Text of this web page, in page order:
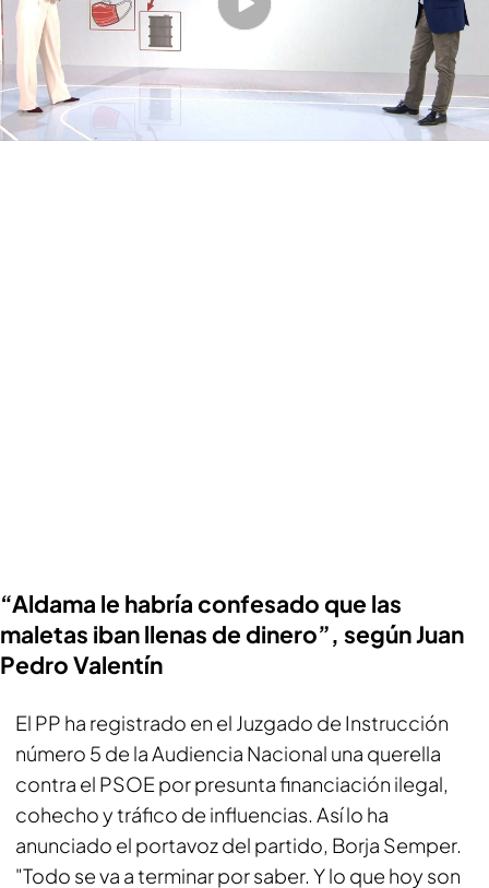
“Aldama le habría confesado que las
maletas iban llenas de dinero”, según Juan
Pedro Valentín
El PP ha registrado en el Juzgado de Instrucción
número 5 de la Audiencia Nacional una querella
contra el PSOE por presunta financiación ilegal,
cohecho y tráfico de influencias. Así lo ha
anunciado el portavoz del partido, Borja Semper.
"Todo se va a terminar por saber. Y lo que hoy son